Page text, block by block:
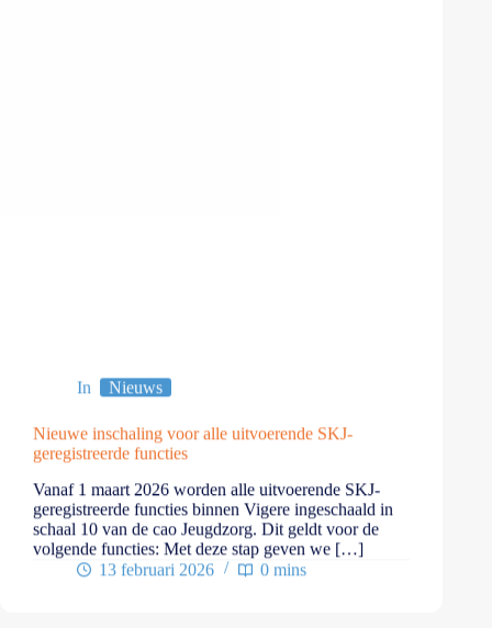
In Nieuws
Nieuwe inschaling voor alle uitvoerende SKJ-
geregistreerde functies
Vanaf 1 maart 2026 worden alle uitvoerende SKJ-
geregistreerde functies binnen Vigere ingeschaald in
schaal 10 van de cao Jeugdzorg. Dit geldt voor de
volgende functies: Met deze stap geven we […]
13 februari 2026
0 mins